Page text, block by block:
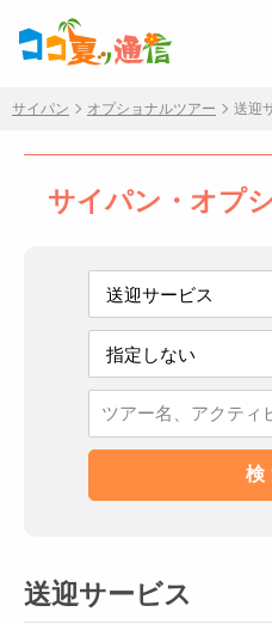
サイパン オプショナルツアー 送迎
サイパン・オプ
送迎サービス